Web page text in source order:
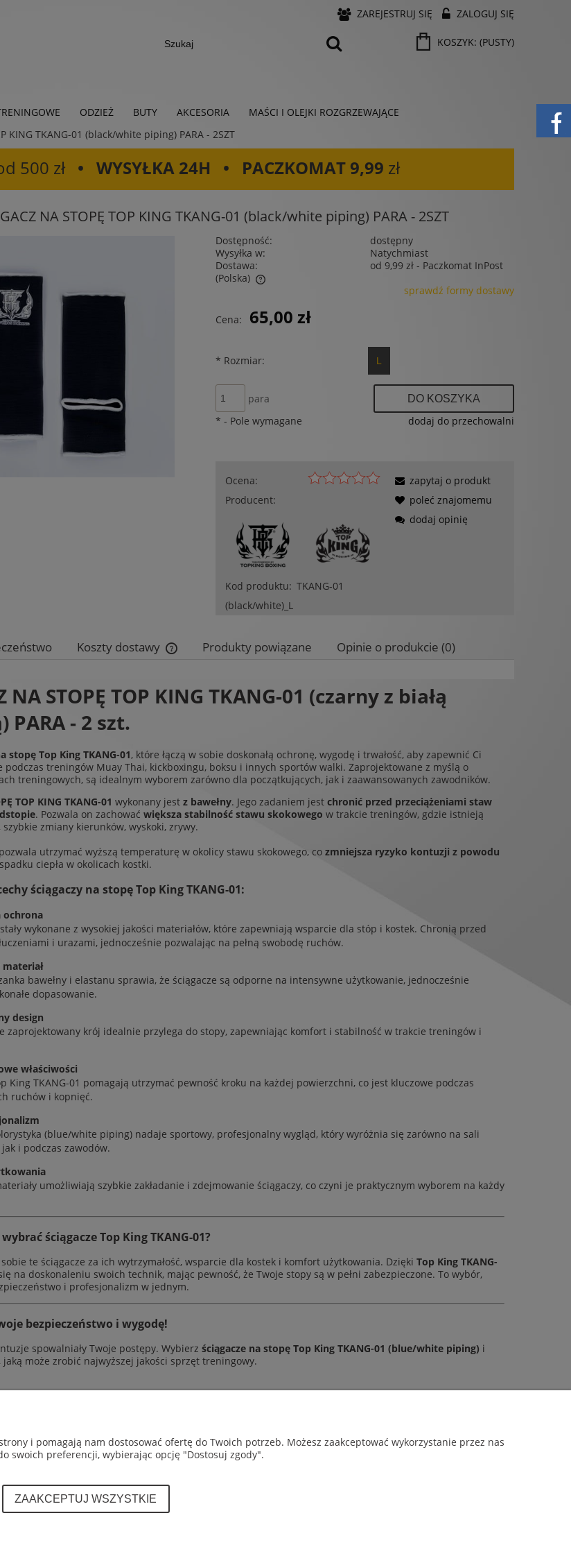
ZAREJESTRUJ SIĘ ZALOGUJ SIĘ
KOSZYK: (PUSTY)
ODZIEŻ BUTY AKCESORIA
MAŚCI I OLEJKI ROZGRZEWAJĄCE
KING TKANG-01 (black/white piping) PARA - 2SZT
500 zł • WYSYŁKA 24H • PACZKOMAT 9,99 zł
NA STOPĘ TOP KING TKANG-01 (black/white piping) PARA - 2SZT
Dostępność:
dostępny
Wysyłka w:
Natychmiast
Dostawa:
od 9,99 zł - Paczkomat InPost
(Polska)
Cena nie zawiera ewentualnych kosztów
sprawdź formy dostawy
Cena: 65,00 zł
* Rozmiar: L
para DO KOSZYKA
dodaj do przechowalni
* - Pole wymagane
Ocena:
Producent:
Kod produktu: TKANG-01
(black/white)_L
zapytaj o produkt
poleć znajomemu
dodaj opinię
Koszty dostawy
płatności
Produkty powiązane Opinie o produkcie (0)
NA STOPĘ TOP KING TKANG-01 (czarny z białą
PARA - 2 szt.
stopę Top King TKANG-01, które łączą w sobie doskonałą ochronę, wygodę i trwałość, aby zapewnić Ci
podczas treningów Muay Thai, kickboxingu, boksu i innych sportów walki. Zaprojektowane z myślą o
treningowych, są idealnym wyborem zarówno dla początkujących, jak i zaawansowanych zawodników.
TOP KING TKANG-01 wykonany jest z bawełny. Jego zadaniem jest chronić przed przeciążeniami staw
. Pozwala on zachować większa stabilność stawu skokowego w trakcie treningów, gdzie istnieją
zmiany kierunków, wyskoki, zrywy.
utrzymać wyższą temperaturę w okolicy stawu skokowego, co zmniejsza ryzyko kontuzji z powodu
ciepła w okolicach kostki.
ściągaczy na stopę Top King TKANG-01:
ochrona
wykonane z wysokiej jakości materiałów, które zapewniają wsparcie dla stóp i kostek. Chronią przed
i urazami, jednocześnie pozwalając na pełną swobodę ruchów.
bawełny i elastanu sprawia, że ściągacze są odporne na intensywne użytkowanie, jednocześnie
dopasowanie.
design
zaprojektowany krój idealnie przylega do stopy, zapewniając komfort i stabilność w trakcie treningów i
właściwości
King TKANG-01 pomagają utrzymać pewność kroku na każdej powierzchni, co jest kluczowe podczas
ruchów i kopnięć.
(blue/white piping) nadaje sportowy, profesjonalny wygląd, który wyróżnia się zarówno na sali
i podczas zawodów.
umożliwiają szybkie zakładanie i zdejmowanie ściągaczy, co czyni je praktycznym wyborem na każdy
ściągacze Top King TKANG-01?
te ściągacze za ich wytrzymałość, wsparcie dla kostek i komfort użytkowania. Dzięki Top King TKANG-
na doskonaleniu swoich technik, mając pewność, że Twoje stopy są w pełni zabezpieczone. To wybór,
i profesjonalizm w jednym.
bezpieczeństwo i wygodę!
spowalniały Twoje postępy. Wybierz ściągacze na stopę Top King TKANG-01 (blue/white piping) i
jaką może zrobić najwyższej jakości sprzęt treningowy.
GWARANCJA I ZWROTY INFORMACJE O NAS
thai) takich marek jak Fairtex, Top King, Twins, Cleto Reyes. Rival, Sting Sports
i pomagają nam dostosować ofertę do Twoich potrzeb. Możesz zaakceptować wykorzystanie przez nas
swoich preferencji, wybierając opcję "Dostosuj zgody".
ZAAKCEPTUJ WSZYSTKIE